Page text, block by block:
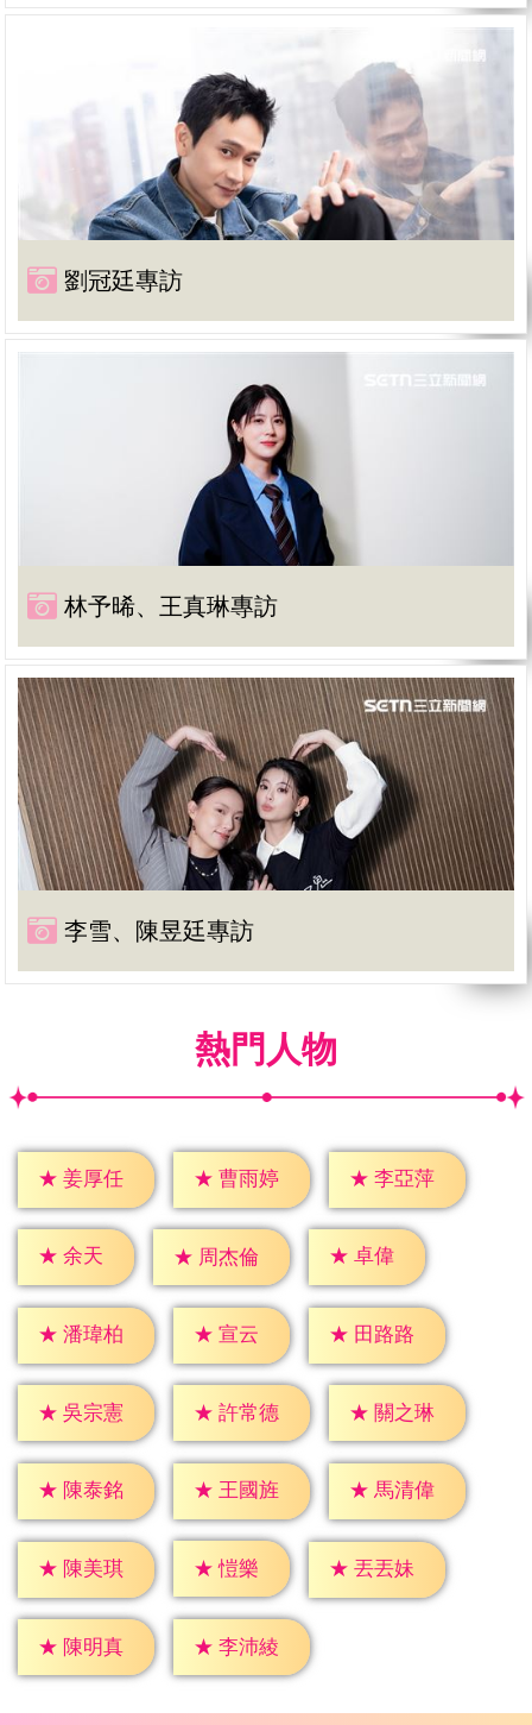
劉冠廷專訪
林予晞、王真琳專訪
李雪、陳昱廷專訪
熱門人物
★ 姜厚任 ★ 曹雨婷 ★ 李亞萍
★ 余天 ★ 周杰倫 ★ 卓偉
★ 潘瑋柏 ★ 宣云 ★ 田路路
★ 吳宗憲 ★ 許常德 ★ 關之琳
★ 陳泰銘 ★ 王國旌 ★ 馬清偉
★ 陳美琪 ★ 愷樂 ★ 丟丟妹
★ 陳明真 ★ 李沛綾